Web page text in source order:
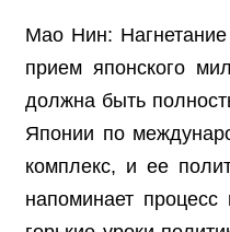
Мао Нин:
прием японского
должна быть
Японии по
комплекс, и ее
напоминает